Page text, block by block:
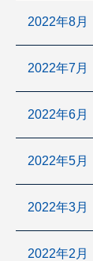
2022年8月
2022年7月
2022年6月
2022年5月
2022年3月
2022年2月